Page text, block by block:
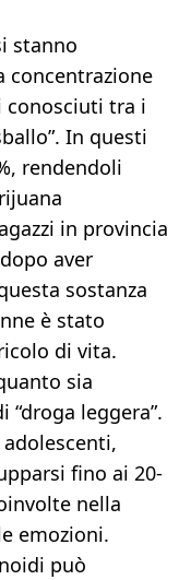
stanno
concentrazione
conosciuti tra i
In questi
rendendoli
in provincia
aver
sostanza
è stato
di vita.
sia
leggera”.
fino ai 20-
nella
emozioni.
può